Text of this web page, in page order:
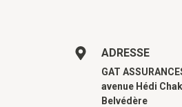
ADRESSE
GAT
avenue Hédi
Belvédère